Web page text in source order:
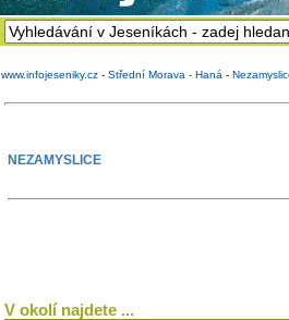
www.infojeseniky.cz - Střední Morava - Haná -
NEZAMYSLICE
V okolí najdete ...